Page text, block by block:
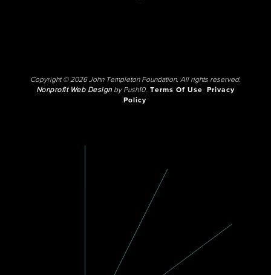
Copyright © 2026 John Templeton Foundation. All rights reserved.
Nonprofit Web Designby Push10. Terms Of Use
Privacy
Policy